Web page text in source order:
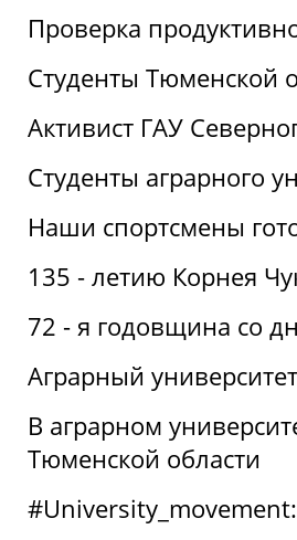
Проверка
Студенты Тюменской
Активист ГАУ
Студенты аграрного
Наши спортсмены
135 - летию Корнея
72 - я годовщина со
Аграрный
В аграрном
Тюменской области
#University_movement: